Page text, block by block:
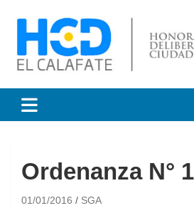
Honorable
Deliberante de El
Ordenanza N°
01/01/2016 SGA